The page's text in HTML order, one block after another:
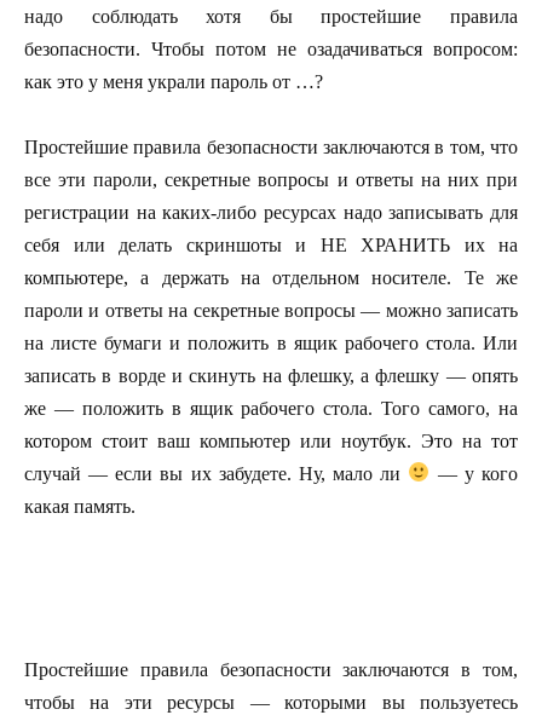
надо соблюдать хотя бы простейшие правила
безопасности. Чтобы потом не озадачиваться вопросом:
как это у меня украли пароль от …?
Простейшие правила безопасности заключаются в том, что
все эти пароли, секретные вопросы и ответы на них при
регистрации на каких-либо ресурсах надо записывать для
себя или делать скриншоты и НЕ ХРАНИТЬ их на
компьютере, а держать на отдельном носителе. Те же
пароли и ответы на секретные вопросы — можно записать
на листе бумаги и положить в ящик рабочего стола. Или
записать в ворде и скинуть на флешку, а флешку — опять
же — положить в ящик рабочего стола. Того самого, на
котором стоит ваш компьютер или ноутбук. Это на тот
случай — если вы их забудете. Ну, мало ли
— у кого
какая память.
Простейшие правила безопасности заключаются в том,
чтобы на эти ресурсы — которыми вы пользуетесь